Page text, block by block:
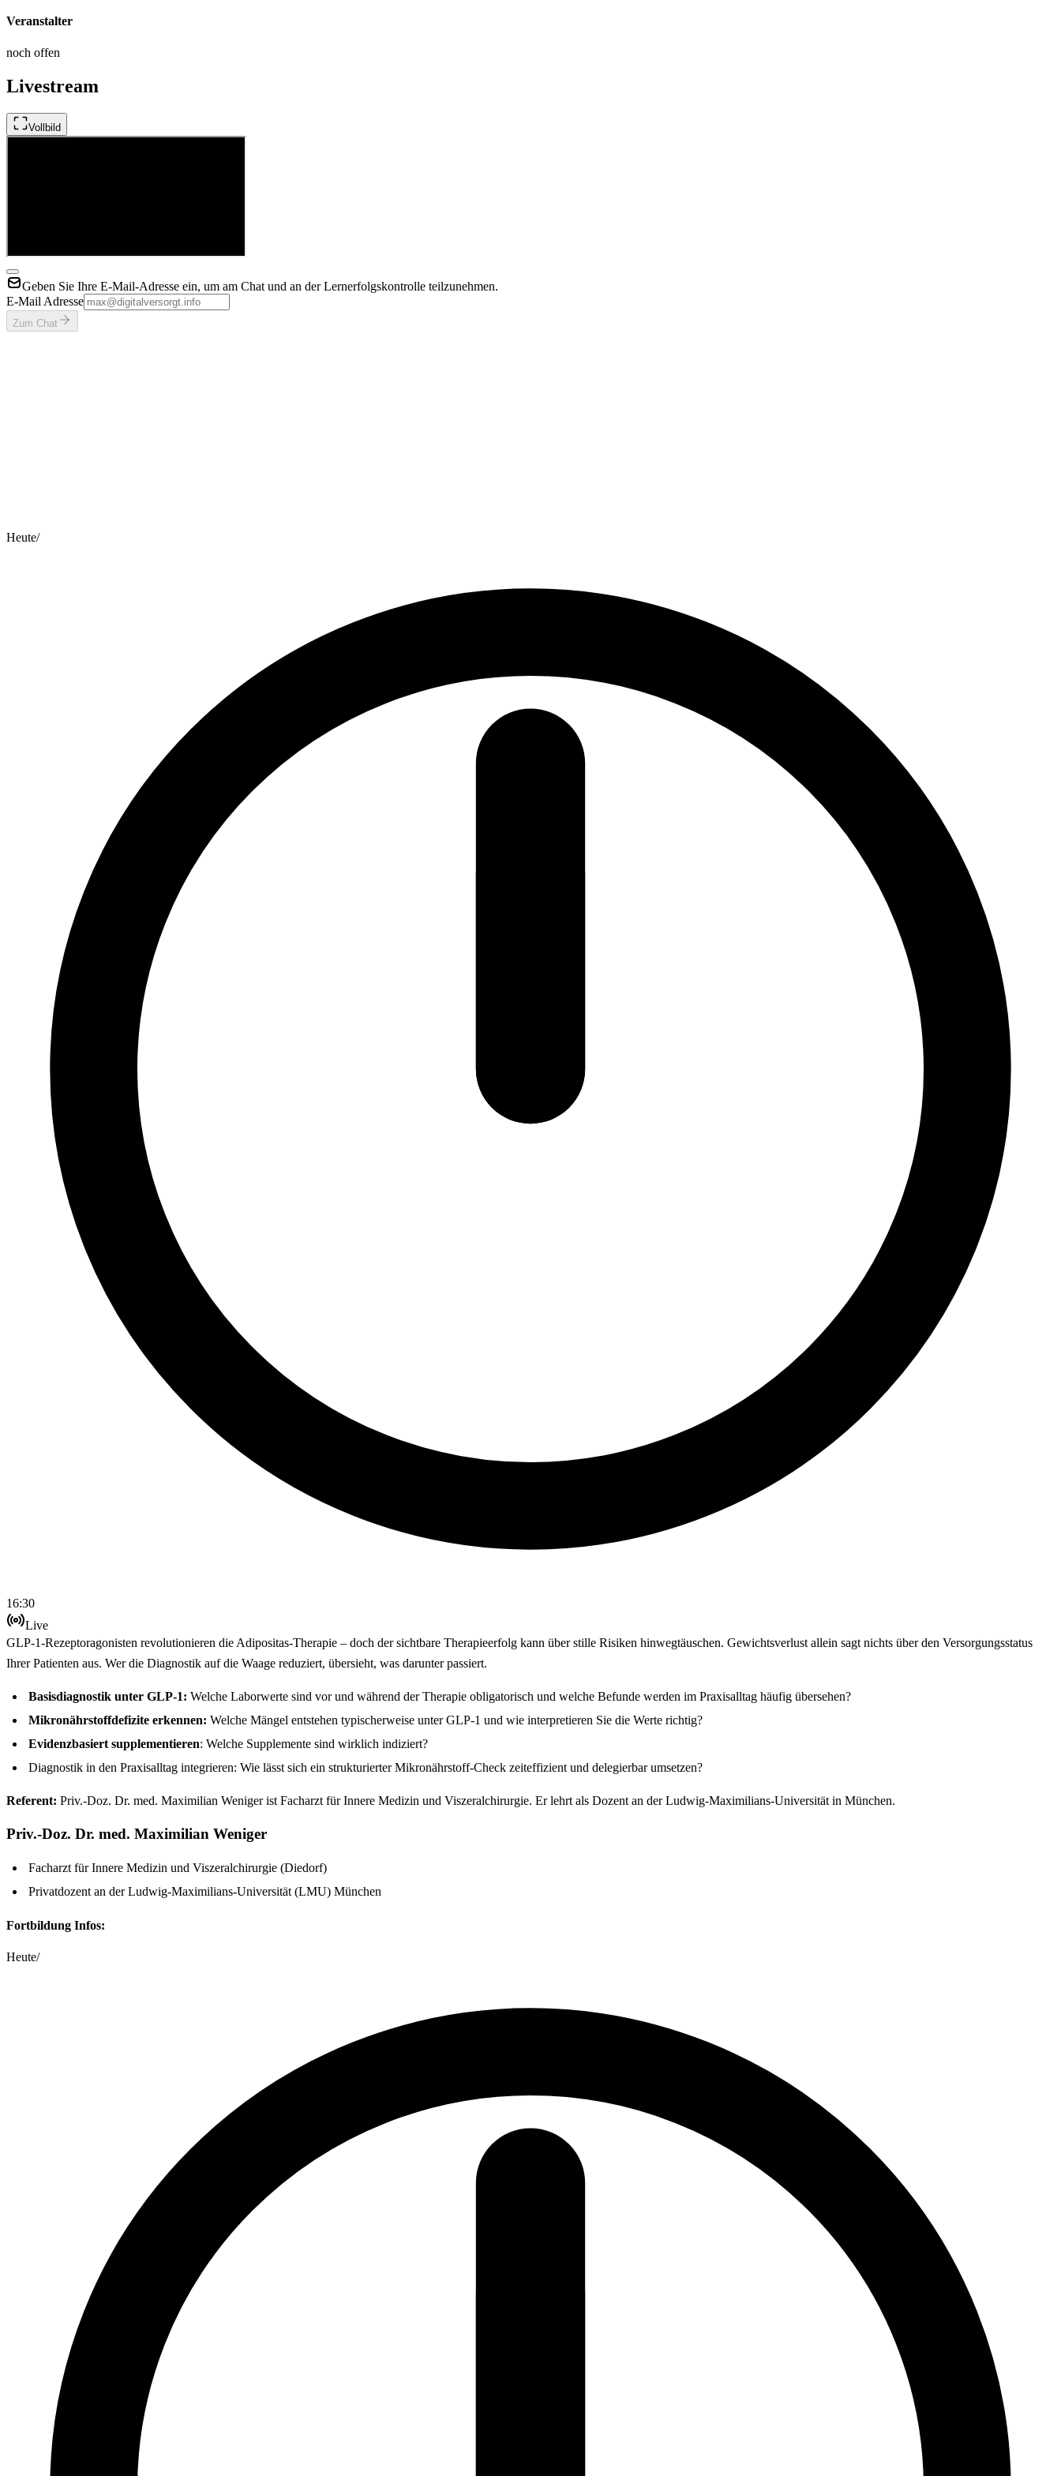
Veranstalter
noch offen
Livestream
Vollbild
Geben Sie Ihre E-Mail-Adresse ein, um am Chat und an der Lernerfolgskontrolle teilzunehmen.
E-Mail Adresse
Zum Chat
Heute/
16:30
Live
GLP-1-Rezeptoragonisten revolutionieren die Adipositas-Therapie – doch der sichtbare Therapieerfolg kann über stille Risiken hinwegtäuschen. Gewichtsverlust allein sagt nichts über den Versorgungsstatus
Ihrer Patienten aus. Wer die Diagnostik auf die Waage reduziert, übersieht, was darunter passiert.
Basisdiagnostik unter GLP-1: Welche Laborwerte sind vor und während der Therapie obligatorisch und welche Befunde werden im Praxisalltag häufig übersehen?
Mikronährstoffdefizite erkennen: Welche Mängel entstehen typischerweise unter GLP-1 und wie interpretieren Sie die Werte richtig?
Evidenzbasiert supplementieren: Welche Supplemente sind wirklich indiziert?
Diagnostik in den Praxisalltag integrieren: Wie lässt sich ein strukturierter Mikronährstoff-Check zeiteffizient und delegierbar umsetzen?
Referent: Priv.-Doz. Dr. med. Maximilian Weniger ist Facharzt für Innere Medizin und Viszeralchirurgie. Er lehrt als Dozent an der Ludwig-Maximilians-Universität in München.
Priv.-Doz. Dr. med. Maximilian Weniger
Facharzt für Innere Medizin und Viszeralchirurgie (Diedorf)
Privatdozent an der Ludwig-Maximilians-Universität (LMU) München
Fortbildung Infos:
Heute/